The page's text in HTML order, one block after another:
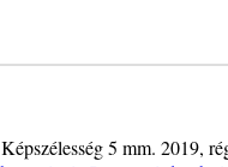
5 mm. 2019,